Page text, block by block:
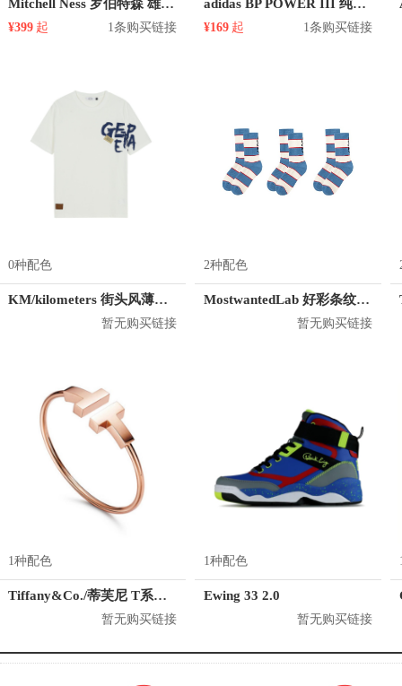
Mitchell Ness 罗伯特森 雄鹿队 1号球衣
¥399 起 1条购买链接
adidas BP POWER III 纯色尼龙双肩包 AY5103
¥169 起 1条购买链接
0种配色
KM/kilometers 街头风薄款印花短袖T恤 男女同款 M2X2108248
暂无购买链接
2种配色
MostwantedLab 好彩条纹袜子套装 MWL
暂无购买链接
1种配色
Tiffany&Co./蒂芙尼 T系列 18K玫瑰金手镯
暂无购买链接
1种配色
Ewing 33 2.0
暂无购买链接